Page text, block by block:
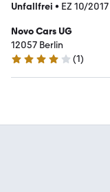
Unfallfrei • EZ 10/2017
Novo Cars UG
12057 Berlin
4 Sterne
(1)